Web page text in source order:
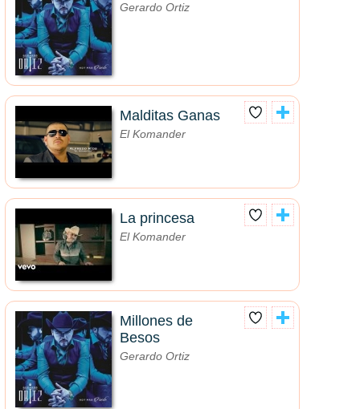
Gerardo Ortiz
Malditas Ganas
El Komander
La princesa
El Komander
Millones de
Besos
Gerardo Ortiz